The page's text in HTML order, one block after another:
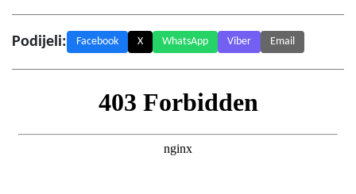
Podijeli: Facebook X WhatsApp Viber Email